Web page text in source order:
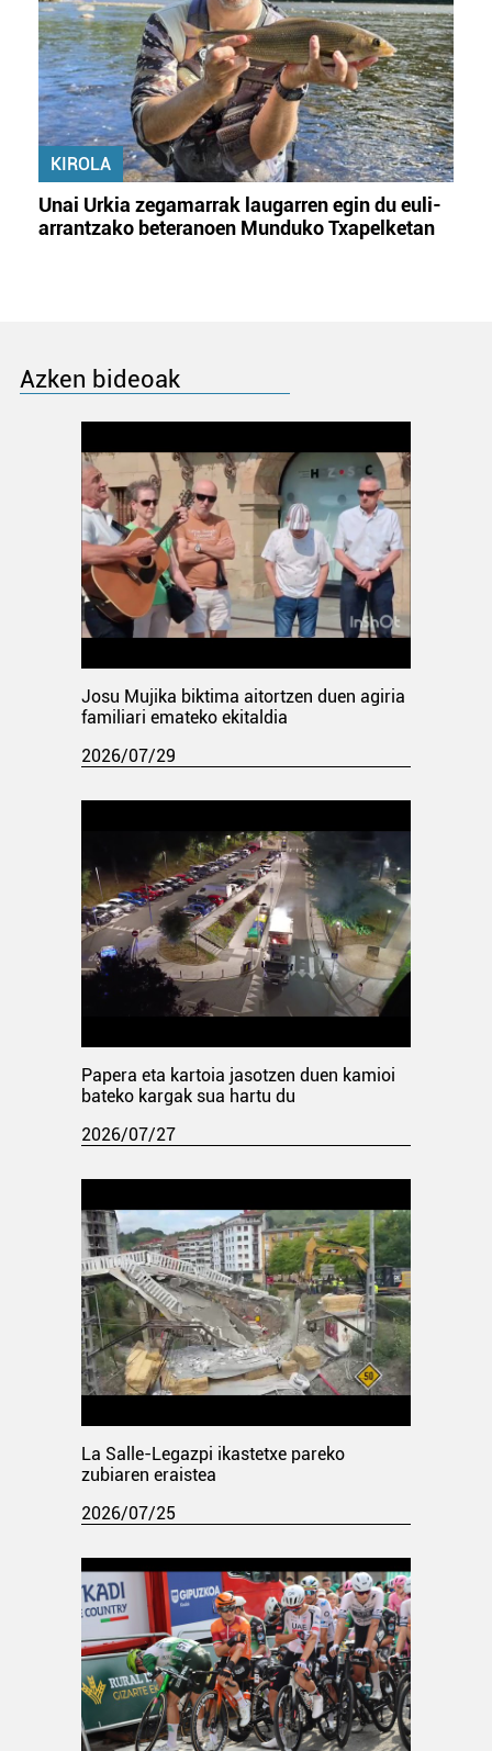
KIROLA
Unai Urkia zegamarrak laugarren egin du euli-
arrantzako beteranoen Munduko Txapelketan
Azken bideoak
Josu Mujika biktima aitortzen duen agiria
familiari emateko ekitaldia
2026/07/29
Papera eta kartoia jasotzen duen kamioi
bateko kargak sua hartu du
2026/07/27
La Salle-Legazpi ikastetxe pareko
zubiaren eraistea
2026/07/25